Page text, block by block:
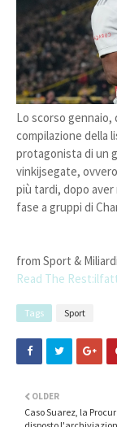
Lo scorso gennaio,
compilazione della
protagonista di un
vinkijsegate,
più tardi, dopo aver
fase a gruppi di
from Sport &
Read The
Tags Sport
OLDER
Caso Suarez, la